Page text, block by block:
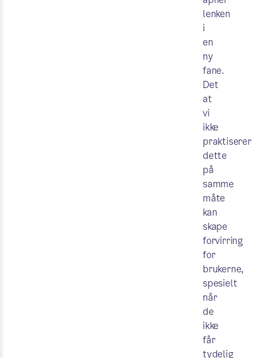
lenken
i
en
ny
fane.
Det
at
vi
ikke
praktiserer
dette
på
samme
måte
kan
skape
forvirring
for
brukerne,
spesielt
når
de
ikke
får
tydelig